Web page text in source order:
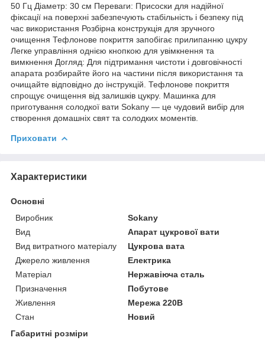
50 Гц Діаметр: 30 см Переваги: Присоски для надійної
фіксації на поверхні забезпечують стабільність і безпеку під
час використання Розбірна конструкція для зручного
очищення Тефлонове покриття запобігає прилипанню цукру
Легке управління однією кнопкою для увімкнення та
вимкнення Догляд: Для підтримання чистоти і довговічності
апарата розбирайте його на частини після використання та
очищайте відповідно до інструкцій. Тефлонове покриття
спрощує очищення від залишків цукру. Машинка для
приготування солодкої вати Sokany — це чудовий вибір для
створення домашніх свят та солодких моментів.
Приховати
Характеристики
Основні
Виробник
Sokany
Вид
Апарат цукрової вати
Вид витратного матеріалу
Цукрова вата
Джерело живлення
Електрика
Матеріал
Нержавіюча сталь
Призначення
Побутове
Живлення
Мережа 220В
Стан
Новий
Габаритні розміри